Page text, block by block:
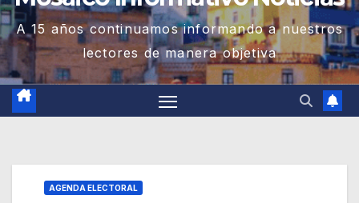
A 15 años continuamos informando a nuestros
lectores de manera objetiva
AGENDA ELECTORAL